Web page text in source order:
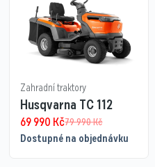
Zahradní traktory
Husqvarna TC 112
79 990Kč
69 990 Kč
Dostupné na objednávku